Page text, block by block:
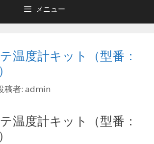
メニュー
温度計キット（型番：
稿者: admin
温度計キット（型番：